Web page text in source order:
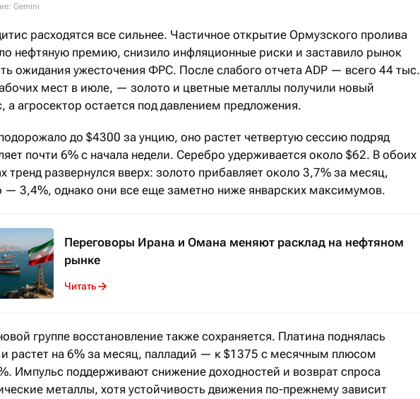
Gemini
расходятся все сильнее. Частичное открытие Ормузского пролива
нефтяную премию, снизило инфляционные риски и заставило рынок
ожидания ужесточения ФРС. После слабого отчета ADP — всего 44 тыс.
мест в июле, — золото и цветные металлы получили новый
а агросектор остается под давлением предложения.
до $4300 за унцию, оно растет четвертую сессию подряд
почти 6% с начала недели. Серебро удерживается около $62. В обоих
тренд развернулся вверх: золото прибавляет около 3,7% за месяц,
— 3,4%, однако они все еще заметно ниже январских максимумов.
Переговоры Ирана и Омана меняют расклад на нефтяном
рынке
Читать
группе восстановление также сохраняется. Платина поднялась
растет на 6% за месяц, палладий — к $1375 с месячным плюсом
Импульс поддерживают снижение доходностей и возврат спроса
металлы, хотя устойчивость движения по-прежнему зависит